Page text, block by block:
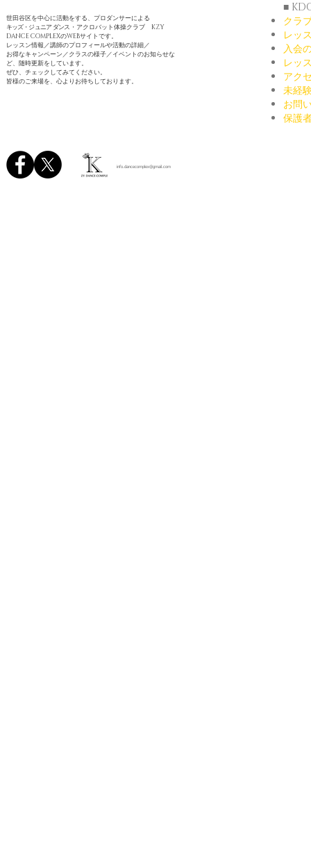
世田谷区を中心に活動をする、プロダンサーによる
キッズ・ジュニアダンス・アクロバット体操クラブ KZY
DANCE COMPLEXのWEBサイトです。
レッスン情報／講師のプロフィールや活動の詳細／
お得なキャンペーン／クラスの様子／イベントのお知らせな
ど、 随時更新をしています。
ぜひ、チェック してみてください。
皆様のご来場を、 心よりお待ちしております。
info.dancecomplex@gmail.com
■
クラ
レッ
入会
レッ
アク
未経
お問
保護